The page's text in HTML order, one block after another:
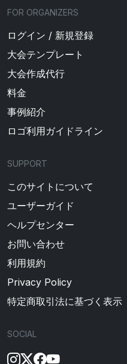
FOR ORGANIZERS
ログイン / 新規登録
大会テンプレート
大会作成代行
料金
事例紹介
ロゴ利用ガイドライン
SUPPORT
このサイトについて
ユーザーガイド
ヘルプセンター
お問い合わせ
利用規約
Privacy Policy
特定商取引法に基づく表示
SOCIAL